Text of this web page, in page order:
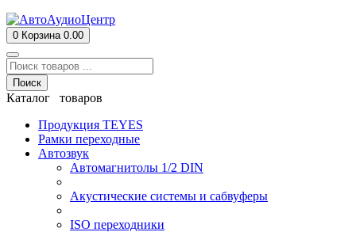
0 Корзина 0.00
Поиск
Каталог товаров
Продукция TEYES
Рамки переходные
Автозвук
Автомагнитолы 1/2 DIN
Акустические системы и сабвуферы
ISO переходники